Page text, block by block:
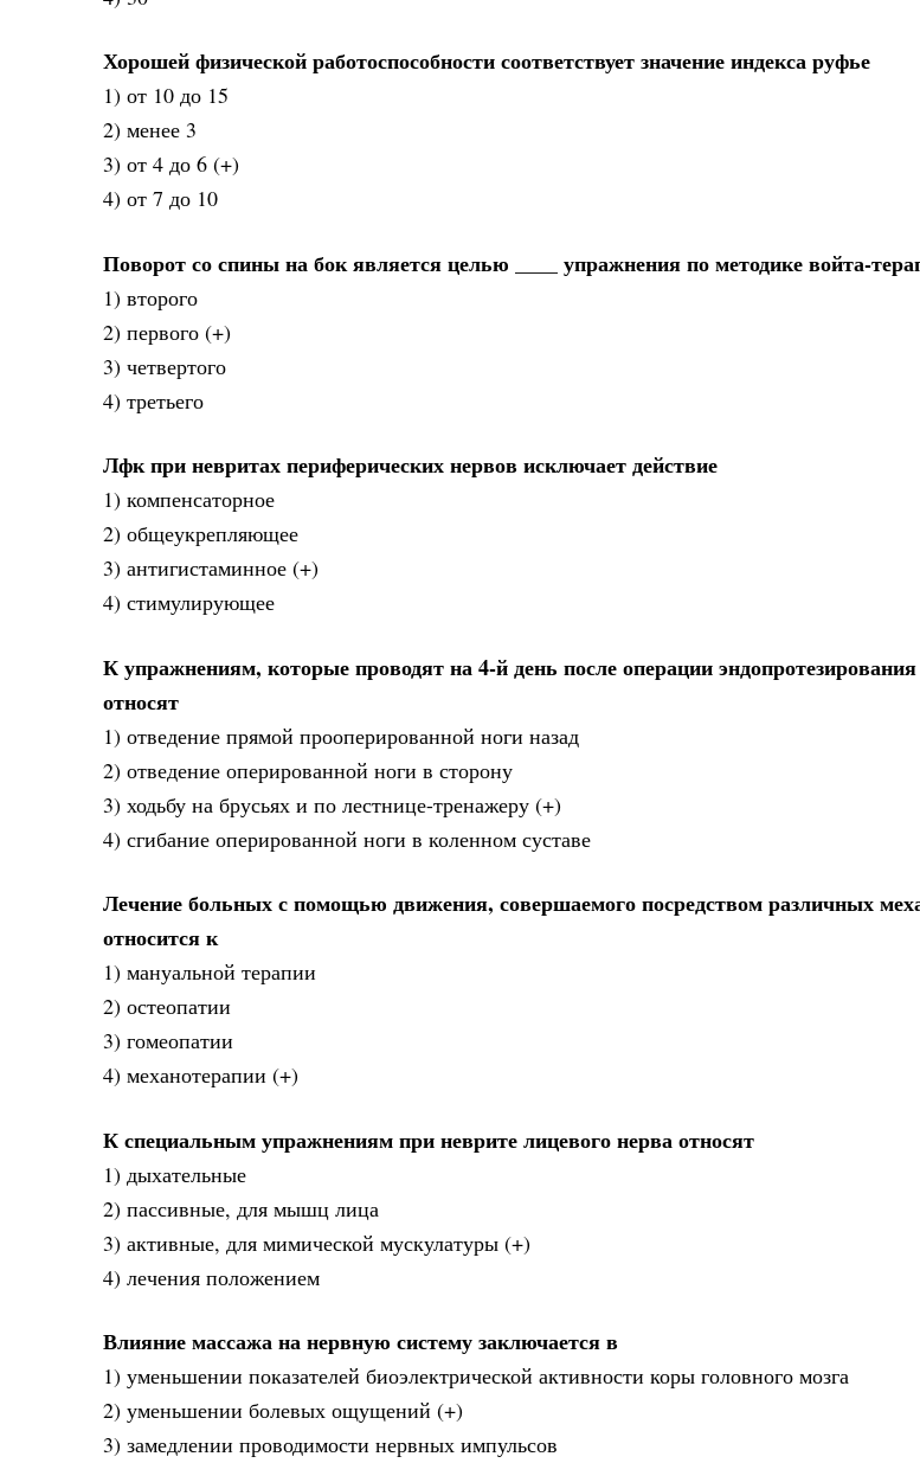
Хорошей физической работоспособности соответствует значение индекса руфье
1) от 10 до 15
2) менее 3
3) от 4 до 6 (+)
4) от 7 до 10
Поворот со спины на бок является целью ____ упражнения по методике войта-
1) второго
2) первого (+)
3) четвертого
4) третьего
Лфк при невритах периферических нервов исключает действие
1) компенсаторное
2) общеукрепляющее
3) антигистаминное (+)
4) стимулирующее
К упражнениям, которые проводят на 4-й день после операции эндопротезирования
относят
1) отведение прямой прооперированной ноги назад
2) отведение оперированной ноги в сторону
3) ходьбу на брусьях и по лестнице-тренажеру (+)
4) сгибание оперированной ноги в коленном суставе
Лечение больных с помощью движения, совершаемого посредством различных
относится к
1) мануальной терапии
2) остеопатии
3) гомеопатии
4) механотерапии (+)
К специальным упражнениям при неврите лицевого нерва относят
1) дыхательные
2) пассивные, для мышц лица
3) активные, для мимической мускулатуры (+)
4) лечения положением
Влияние массажа на нервную систему заключается в
1) уменьшении показателей биоэлектрической активности коры головного мозга
2) уменьшении болевых ощущений (+)
3) замедлении проводимости нервных импульсов